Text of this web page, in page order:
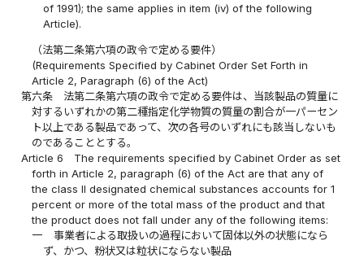
of 1991); the same applies in item (iv) of the following
Article).
（法第二条第六項の政令で定める要件）
(Requirements Specified by Cabinet Order Set Forth in
Article 2, Paragraph (6) of the Act)
第六条
法第二条第六項の政令で定める要件は、当該製品の質量に
対するいずれかの第二種指定化学物質の質量の割合が一パーセン
ト以上である製品であって、次の各号のいずれにも該当しないも
のであることとする。
Article 6
The requirements specified by Cabinet Order as set
forth in Article 2, paragraph (6) of the Act are that any of
the class II designated chemical substances accounts for 1
percent or more of the total mass of the product and that
the product does not fall under any of the following items:
一
事業者による取扱いの過程において固体以外の状態になら
ず、かつ、粉状又は粒状にならない製品